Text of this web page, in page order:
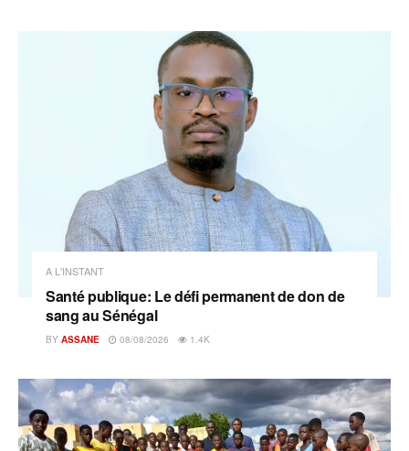
A L'INSTANT
Santé publique: Le défi permanent de don de
sang au Sénégal
BY ASSANE 08/08/2026 1.4K